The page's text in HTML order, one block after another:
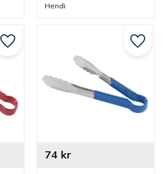
PVC i lila färg. Tång som
Hendi
Lägg till i favoriter
74 kr
Lägg